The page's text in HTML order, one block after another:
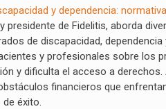
y dependencia:
presidente de Fidelitis, aborda
de discapacidad,
y profesionales sobre los
y dificulta el acceso a
financieros que
éxito.